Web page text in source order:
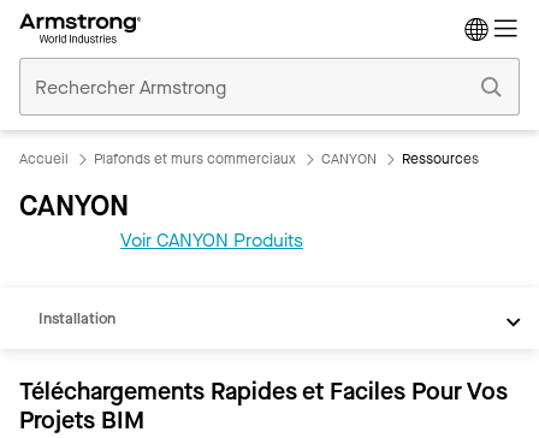
Plafonds
Commerciaux
Accueil Plafonds et murs commerciaux CANYON Ressources
CANYON
Voir CANYON Produits
Installation
Téléchargements Rapides et Faciles Pour Vos
Projets BIM